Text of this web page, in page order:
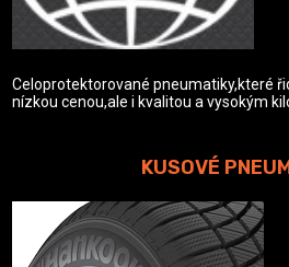
Celoprotektorované pneumatiky,které
nízkou cenou,ale i kvalitou a vysokým
KUSOVÉ